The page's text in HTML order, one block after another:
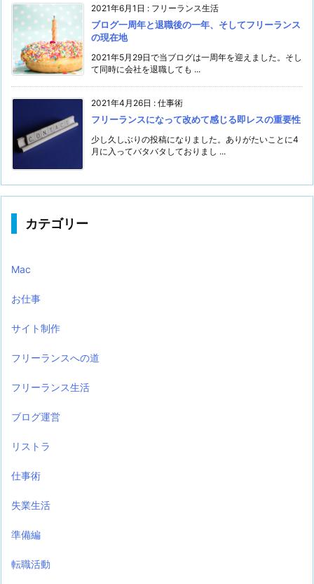
2021年6月1日 : フリーランス生活
ブログ一周年と退職後の一年、そしてフリーランス
の現在地
2021年5月29日で当ブログは一周年を迎えました。そし
て同時に会社を退職しても ...
2021年4月26日 : 仕事術
フリーランスになって改めて感じる即レスの重要性
少し久しぶりの投稿になりました。ありがたいことに4
月に入ってバタバタしておりまし ...
カテゴリー
Mac
お仕事
サイト制作
フリーランスへの道
フリーランス生活
ブログ運営
リストラ
仕事術
失業生活
準備編
転職活動